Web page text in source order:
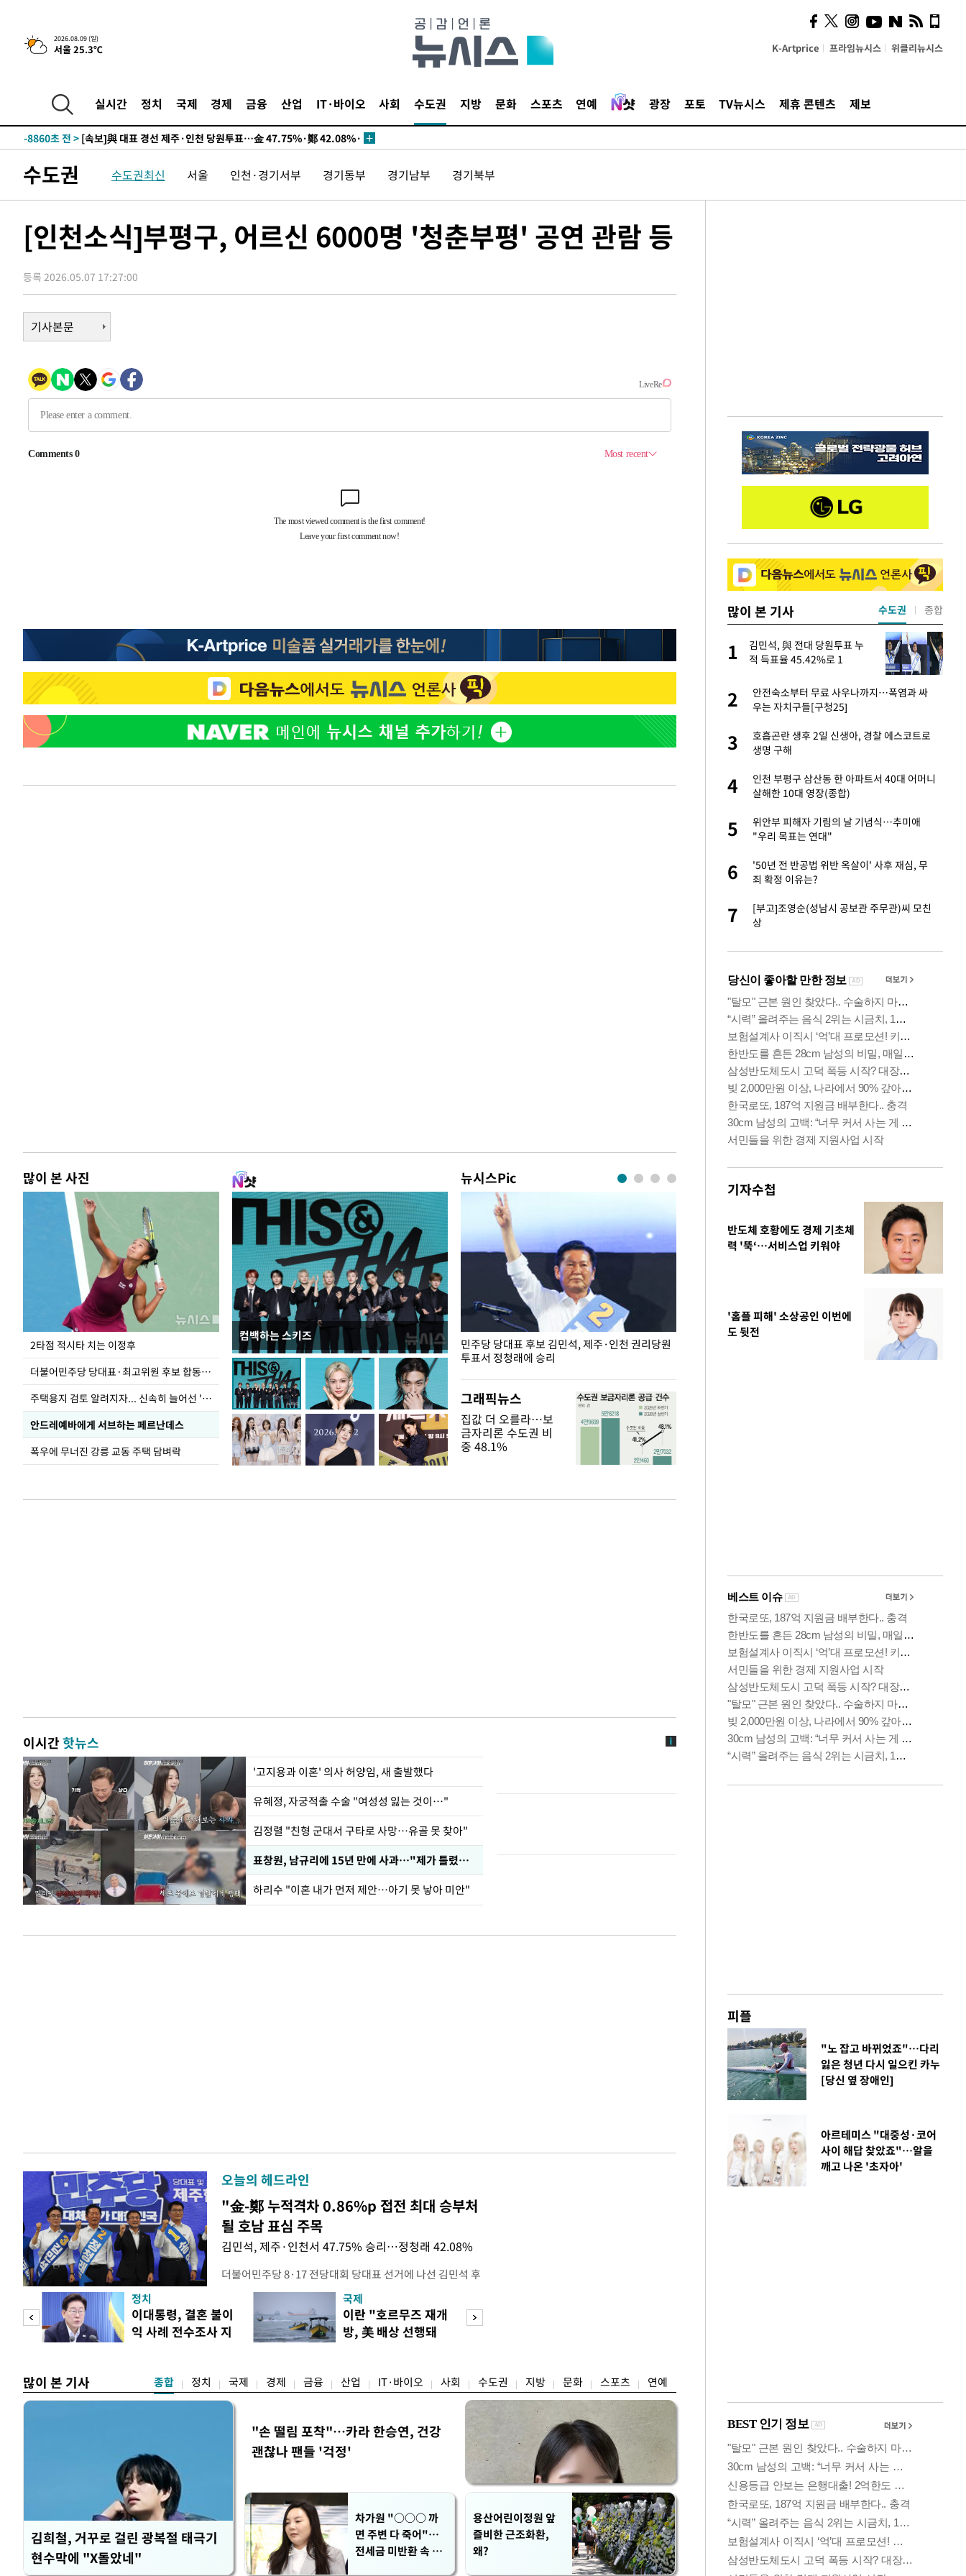
2026.08.09 (일)
서울 25.3℃ K-Artprice 프라임뉴시스 위클리뉴시스
실시간 정치 국제 경제 금융 산업 IT·바이오 사회 수도권 지방 문화 스포츠 연예 광장 포토 TV뉴시스 제휴 콘텐츠 제보
11시간 전 >[속보]뉴욕증시 상승 마감…S&P 0.6% 나스닥 1.3%↑
-18578초 전 >이란 "호르무즈 재개방 합의 근접…美 배상 선행돼야"
민수·김용 순
-9578초 전 >
[속보]김민석, 與 전대 당원투표 누적 득표율 45.42%로 1위… 정청
래 44.56%
-8860초 전 >
宋 10.17%
-8394초 전 > 이강인 "아틀레티코 이적 기뻐…등번호 7번 의미보단 팀 위해 뛸 것"
-2103초 전 > 낮 최고 35도 '무더위'…동해안 시간당 30㎜ '강한 비'[내일날씨]
-1373초 전 >[속보]이강인 "감독님이 원하는 마음 느꼈고, 많은 트로피 원해 아틀
-124초 전 >온열질환 사망자 3명 늘어…누적 환자 3000명 돌파
2시간 전 >백운산서 80년근 천종산삼 9뿌리 발견…감정가 1.3억원
3시간 전 >선재도서 해루질 나섰다 실종 60대, 닷새 만에 숨진 채 발견
4시간 전 >남자 농구, 나고야 아시안게임서 '홈팀' 일본과 한일전
4시간 전 >여수 오동도 해상서 모터보트 전복…1명 사망·1명 실종
날씨]
6시간 전 > 축구협회 "압수수색·성접대 논란 사과…쇄신의 기회로 삼겠다"
6시간 전 >[속보]'압수수색·성접대 논란' 축구협회 "실망과 걱정 안겨드려 죄송"
9시간 전 >'최고 37도' 폭염 지속…강원동해안 최대 150㎜ 비
-18578초 전 >
[속보]김민석, 與 전대 당원투표 누적 득표율 45.42%로 1위… 정청
[속보]與 대표 경선 제주·인천 당원투표…金 47.75%·鄭 42.08%·
이강인 "아틀레티코 이적 기뻐…등번호 7번 의미보단 팀 위해 뛸 것"
-124초 전 >
온열질환 사망자 3명 늘어…누적 환자 3000명 돌파
1시간 전 >강릉에 시간당 81.4㎜ 물폭탄…도로 잠기고 담벼락 붕괴
2시간 전 >백운산서 80년근 천종산삼 9뿌리 발견…감정가 1.3억원
3시간 전 >선재도서 해루질 나섰다 실종 60대, 닷새 만에 숨진 채 발견
4시간 전 > 남자 농구, 나고야 아시안게임서 '홈팀' 일본과 한일전
4시간 전 > 여수 오동도 해상서 모터보트 전복…1명 사망·1명 실종
6시간 전 >축구협회 "압수수색·성접대 논란 사과…쇄신의 기회로 삼겠다"
수도권 수도권최신 서울 인천·경기서부 경기동부 경기남부 경기북부
[인천소식]부평구, 어르신 6000명 '청춘부평' 공연 관람 등
등록 2026.05.07 17:27:00
기사본문
많이 본 사진
2타점 적시타 치는 이정후
더불어민주당 당대표·최고위원 후보 합동연설회
주택용지 검토 알려지자... 신속히 늘어선 '근조화환'
안드레예바에게 서브하는 페르난데스
폭우에 무너진 강릉 교동 주택 담벼락
컴백하는 스키즈
뉴시스Pic
이번주 국회에는 무슨 일이? [뉴시스국회토pic]
민주당 당대표 후보 김민석, 제주·인천 권리당원
투표서 정청래에 승리
무더위 잊는 도심형 여름 축제 '2026 서울 바캉스 용산어린이정원
그래픽뉴스
집값 더 오를라…보
금자리론 수도권 비
중 48.1%
이시간핫뉴스
'고지용과 이혼' 의사 허양임, 새 출발했다
유혜정, 자궁적출 수술 "여성성 잃는 것이…"
김정렬 "친형 군대서 구타로 사망…유골 못 찾아"
표창원, 남규리에 15년 만에 사과…"제가 틀렸습니다"
하리수 "이혼 내가 먼저 제안…아기 못 낳아 미안"
오늘의 헤드라인
"金-鄭 누적격차 0.86%p 접전 최대 승부처
될 호남 표심 주목
김민석, 제주·인천서 47.75% 승리…정청래 42.08%
더불어민주당 8·17 전당대회 당대표 선거에 나선 김민석 후
보가 8일 제주·인천 지역 순회경선에서 '누적 1위'를 탈환했
다. 앞서 정청래 후보 우세 지역으로 점쳐졌던 충청권과 부산
·울산·경남 경선에서 1승 1패를 주고 받은 김 후보는 이날
제주·인천 경선에서 이기며 '2승 1패'로 앞서가게 됐다. 다
정치
이대통령, 결혼 불이
익 사례 전수조사 지
국제
이란 "호르무즈 재개
방, 美 배상 선행돼
많이 본 기사 종합 정치 국제 경제 금융 산업 IT·바이오 사회 수도권 지방 문화 스포츠 연예
김희철, 거꾸로 걸린 광복절 태극기
현수막에 "X돌았네"
"손 떨림 포착"…카라 한승연, 건강
괜찮나 팬들 '걱정'
차가원 "○○○ 까
면 주변 다 죽어"…
전세금 미반환 속 녹
용산어린이정원 앞
즐비한 근조화환,
왜?
많이 본 기사
김희철, 거꾸로 걸린 광복절
태극기 현수막에 "X돌았네"
2
팬들 '걱정'
3
차가원 "○○○ 까면 주변 다 죽어"…전세금
미반환 속 녹취 폭로 파장
4
1
김민석, 與 전대 당원투표 누
적 득표율 45.42%로 1
(종합2보)
2
안전숙소부터 무료 사우나까지…폭염과 싸
우는 자치구들[구청25]
3
호흡곤란 생후 2일 신생아, 경찰 에스코트로
생명 구해
4
인천 부평구 삼산동 한 아파트서 40대 어머니
살해한 10대 영장(종합)
5
위안부 피해자 기림의 날 기념식…추미애
"우리 목표는 연대"
6
'50년 전 반공법 위반 옥살이' 사후 재심, 무
죄 확정 이유는?
7
[부고]조영순(성남시 공보관 주무관)씨 모친
상
수도권 종합
기자수첩
반도체 호황에도 경제 기초체
력 '뚝‘…서비스업 키워야
'홈플 피해' 소상공인 이번에
도 뒷전
피플
"노 잡고 바뀌었죠"…다리
잃은 청년 다시 일으킨 카누
[당신 옆 장애인]
아르테미스 "대중성·코어
사이 해답 찾았죠"…알을
깨고 나온 '초자아'